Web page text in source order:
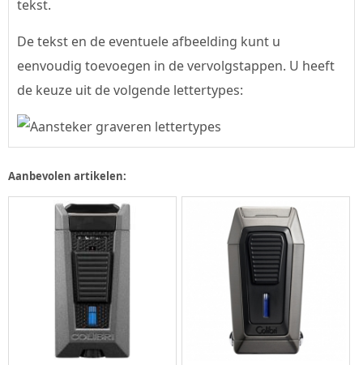
tekst.
De tekst en de eventuele afbeelding kunt u
eenvoudig toevoegen in de vervolgstappen. U heeft
de keuze uit de volgende lettertypes:
Aanbevolen artikelen: